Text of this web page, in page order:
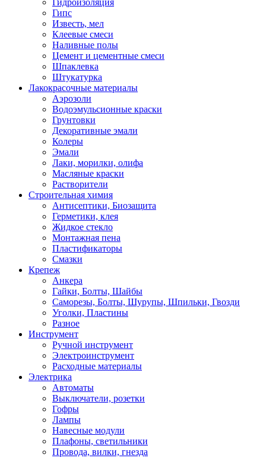
Гидроизоляция
Гипс
Известь, мел
Клеевые смеси
Наливные полы
Цемент и цементные смеси
Шпаклевка
Штукатурка
Лакокрасочные материалы
Аэрозоли
Водоэмульсионные краски
Грунтовки
Декоративные эмали
Колеры
Эмали
Лаки, морилки, олифа
Масляные краски
Растворители
Строительная химия
Антисептики, Биозащита
Герметики, клея
Жидкое стекло
Монтажная пена
Пластификаторы
Смазки
Крепеж
Анкера
Гайки, Болты, Шайбы
Саморезы, Болты, Шурупы, Шпильки, Гвозди
Уголки, Пластины
Разное
Инструмент
Ручной инструмент
Электроинструмент
Расходные материалы
Электрика
Автоматы
Выключатели, розетки
Гофры
Лампы
Навесные модули
Плафоны, светильники
Провода, вилки, гнезда